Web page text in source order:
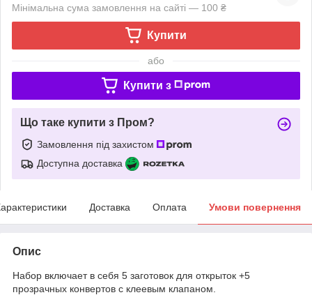
Мінімальна сума замовлення на сайті — 100 ₴
Купити
або
Купити з
Що таке купити з Пром?
Замовлення під захистом
Доступна доставка
Доставка Оплата Умови повернення
Опис
Набор включает в себя 5 заготовок для открыток +5
прозрачных конвертов с клеевым клапаном.